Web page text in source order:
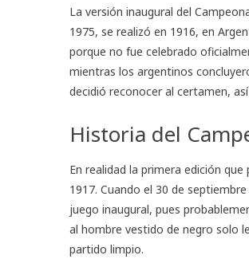
La versión inaugural del
1975, se realizó en 1916, en
porque no fue celebrado
mientras los argentinos
decidió reconocer al certamen,
Historia del
En realidad la primera edición
1917. Cuando el 30 de
juego inaugural, pues
al hombre vestido de negro solo
partido limpio.